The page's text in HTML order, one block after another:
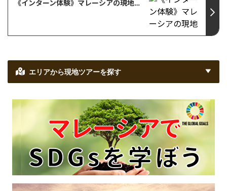
《インターン体験》マレーシアの現地旅行会社でインターン体験! クアラルンプール
エリアから現地ツアーを探す